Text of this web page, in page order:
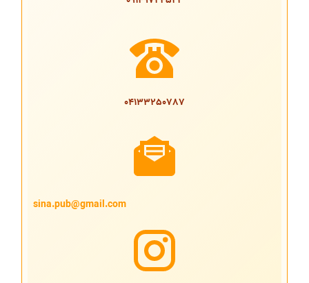
04133250787
sina.pub@gmail.com